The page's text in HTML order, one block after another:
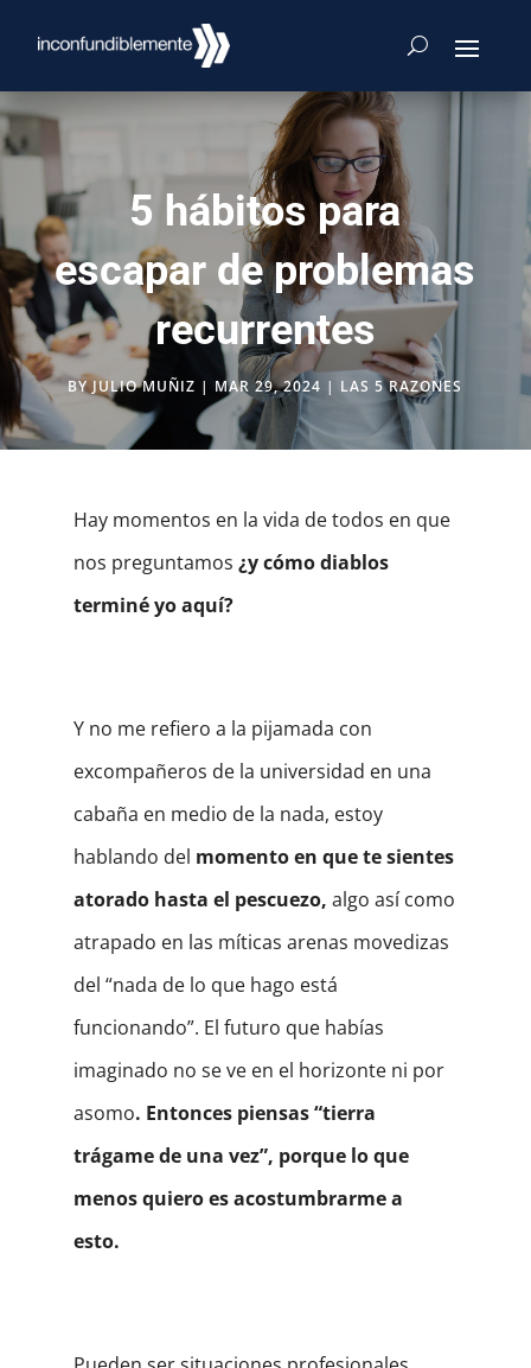
5 hábitos para
escapar de problemas
recurrentes
BYJULIO MUÑIZ | MAR 29, 2024 | LAS 5 RAZONES
Hay momentos en la vida de todos en que
nos preguntamos ¿y cómo diablos
terminé yo aquí?
Y no me refiero a la pijamada con
excompañeros de la universidad en una
cabaña en medio de la nada, estoy
hablando del momento en que te sientes
atorado hasta el pescuezo, algo así como
atrapado en las míticas arenas movedizas
del “nada de lo que hago está
funcionando”. El futuro que habías
imaginado no se ve en el horizonte ni por
asomo. Entonces piensas “tierra
trágame de una vez”, porque lo que
menos quiero es acostumbrarme a
esto.